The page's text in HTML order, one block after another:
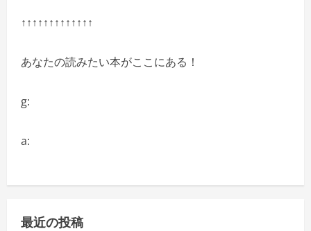
↑↑↑↑↑↑↑↑↑↑↑↑↑
あなたの読みたい本がここにある！
g:
a:
最近の投稿